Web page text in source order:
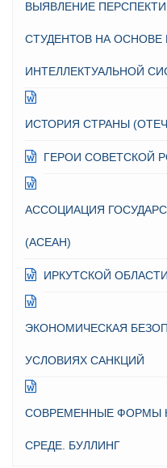
ВЫЯВЛЕНИЕ
СТУДЕНТОВ НА
ИНТЕЛЛЕКТУАЛЬНОЙ
ИСТОРИЯ СТРАНЫ
ГЕРОИ СОВЕТСКОЙ
АССОЦИАЦИЯ
(АСЕАН)
ИРКУТСКОЙ
ЭКОНОМИЧЕСКАЯ
УСЛОВИЯХ САНКЦИЙ
СОВРЕМЕННЫЕ ФОРМЫ
СРЕДЕ. БУЛЛИНГ